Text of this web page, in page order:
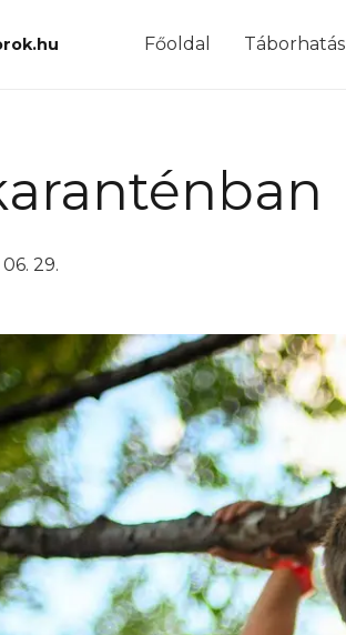
Főoldal Táborhatás
29.